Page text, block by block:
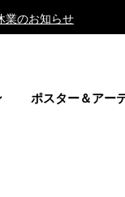
業のお知らせ
ポスター＆アー